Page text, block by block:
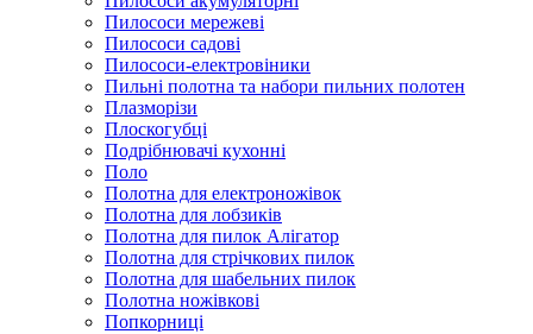
Пилососи мережеві
Пилососи садові
Пилососи-електровіники
Пильні полотна та набори пильних полотен
Плазморізи
Плоскогубці
Подрібнювачі кухонні
Поло
Полотна для електроножівок
Полотна для лобзиків
Полотна для пилок Алігатор
Полотна для стрічкових пилок
Полотна для шабельних пилок
Полотна ножівкові
Попкорниці